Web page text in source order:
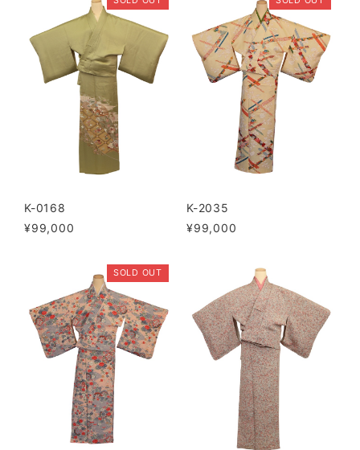
K-0168
¥99,000
K-2035
¥99,000
SOLD OUT